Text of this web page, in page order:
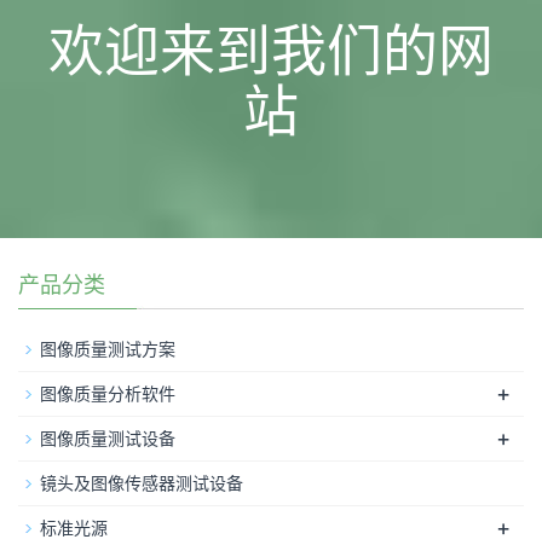
欢迎来到我们的网
站
产品分类
图像质量测试方案
图像质量分析软件 +
图像质量测试设备 +
镜头及图像传感器测试设备
标准光源 +